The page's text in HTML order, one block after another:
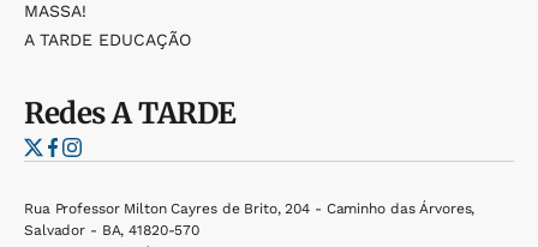
MASSA!
A TARDE EDUCAÇÃO
RedesA TARDE
Rua Professor Milton Cayres de Brito, 204 - Caminho das Árvores,
Salvador - BA, 41820-570